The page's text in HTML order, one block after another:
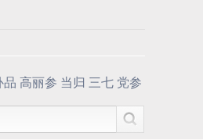
品 高丽参 当归 三七 党参